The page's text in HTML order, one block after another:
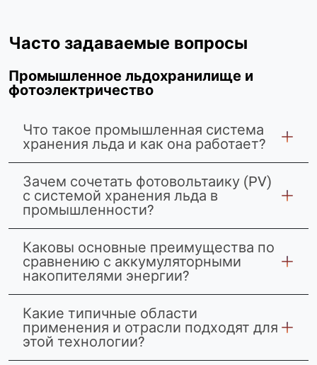
Часто задаваемые вопросы
Промышленное льдохранилище и
фотоэлектричество
Что такое промышленная система
хранения льда и как она работает?
Зачем сочетать фотовольтаику (PV)
с системой хранения льда в
промышленности?
Каковы основные преимущества по
сравнению с аккумуляторными
накопителями энергии?
Какие типичные области
применения и отрасли подходят для
этой технологии?